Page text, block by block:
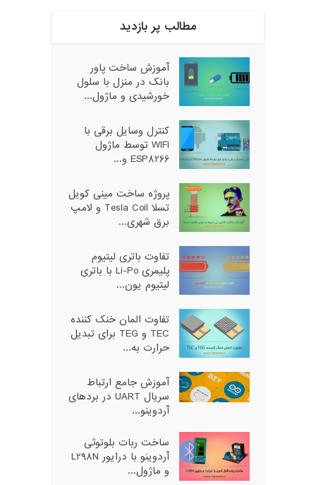
مطالب پر بازدید
آموزش ساخت پاور
بانک در منزل با سلول
خورشیدی و ماژول...
کنترل وسایل برقی با
WIFI توسط ماژول
ESP8266 و...
پروژه ساخت مینی کویل
تسلا Tesla Coil و لامپ
برق شهری...
تفاوت باتری لیتیوم
پلیمری Li-Po با باتری
لیتیوم یون...
تفاوت المان خنک کننده
TEC و TEG برای تبدیل
حرارت به...
آموزش جامع ارتباط
سریال UART در بردهای
آردوینو...
ساخت ربات بلوتوثی
آردوینو با درایور L298N
و ماژول...